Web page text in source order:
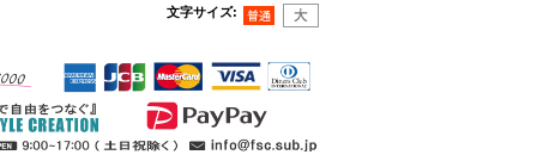
文字サイズ: